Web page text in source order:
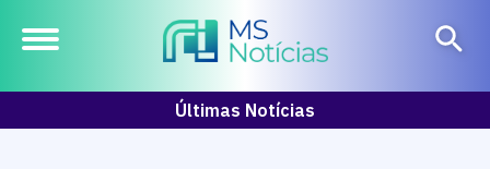
Últimas Notícias